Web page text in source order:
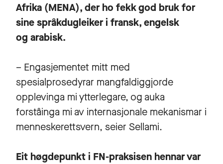
Afrika (MENA), der ho fekk god bruk for
sine språkdugleiker i fransk, engelsk
og arabisk.
– Engasjementet mitt med
spesialprosedyrar mangfaldiggjorde
opplevinga mi ytterlegare, og auka
forståinga mi av internasjonale mekanismar i
menneskerettsvern, seier Sellami.
Eit høgdepunkt i FN-praksisen hennar var